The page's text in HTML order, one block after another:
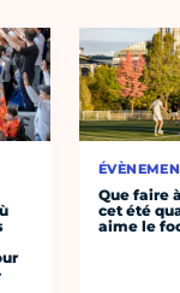
Que faire
cet été
aime le